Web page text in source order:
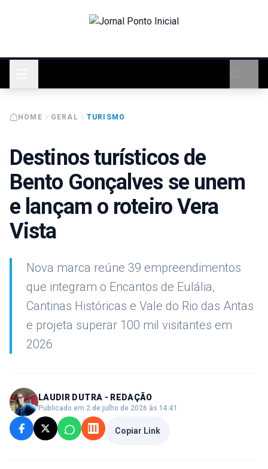
HOME GERAL TURISMO
Destinos turísticos de
Bento Gonçalves se unem
e lançam o roteiro Vera
Vista
Nova marca reúne 39 empreendimentos
que integram o Encantos de Eulália,
Cantinas Históricas e Vale do Rio das Antas
e projeta superar 100 mil visitantes em
2026
LAUDIR DUTRA - REDAÇÃO
Publicado em 2 de julho de 2026 às 14:41
Copiar Link